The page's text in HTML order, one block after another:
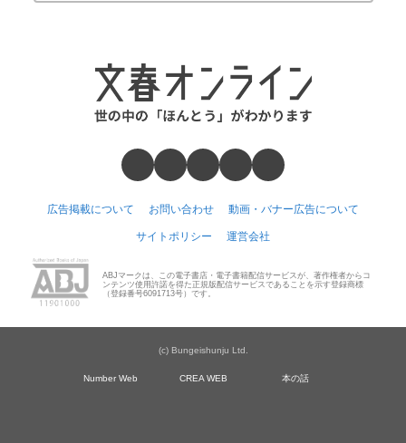
広告掲載について お問い合わせ 動画・バナー広告について
サイトポリシー 運営会社
ABJマークは、この電子書店・電子書籍配信サービスが、著作権者からコ
ンテンツ使用許諾を得た正規版配信サービスであることを示す登録商標
（登録番号6091713号）です。
(c) Bungeishunju Ltd.
Number Web CREA WEB 本の話